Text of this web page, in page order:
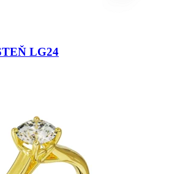
LG24